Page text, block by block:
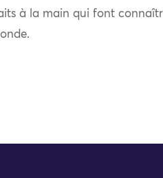
à la main qui font